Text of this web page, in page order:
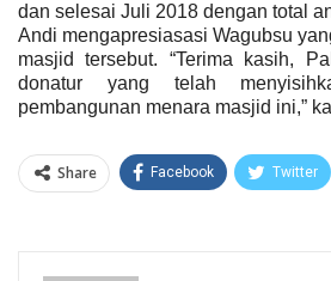
dan selesai Juli 2018 dengan total
Andi mengapresiasasi Wagubsu
masjid tersebut. “Terima kasih,
donatur yang telah
pembangunan menara masjid ini,”
Share Facebook Twitter